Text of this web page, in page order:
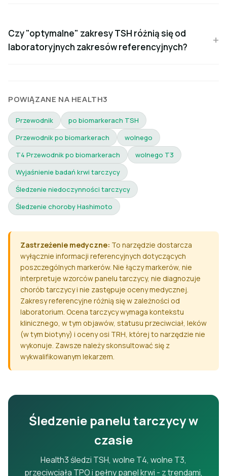
Czy "optymalne" zakresy TSH różnią się od
laboratoryjnych zakresów referencyjnych?
POWIĄZANE NA HEALTH3
Przewodnik
po biomarkerach TSH
Przewodnik po biomarkerach
wolnego
T4 Przewodnik po biomarkerach
wolnego T3
Wyjaśnienie badań krwi tarczycy
Śledzenie niedoczynności tarczycy
Śledzenie choroby Hashimoto
Zastrzeżenie medyczne: To narzędzie dostarcza
wyłącznie informacji referencyjnych dotyczących
poszczególnych markerów. Nie łączy markerów, nie
interpretuje wzorców panelu tarczycy, nie diagnozuje
chorób tarczycy i nie zastępuje oceny medycznej.
Zakresy referencyjne różnią się w zależności od
laboratorium. Ocena tarczycy wymaga kontekstu
klinicznego, w tym objawów, statusu przeciwciał, leków
(w tym biotyny) i oceny osi TRH, której to narzędzie nie
wykonuje. Zawsze należy skonsultować się z
wykwalifikowanym lekarzem.
Śledzenie panelu tarczycy w
czasie
Health3 śledzi TSH, wolne T4, wolne T3,
przeciwciała TPO i pełny panel krwi - z trendami,